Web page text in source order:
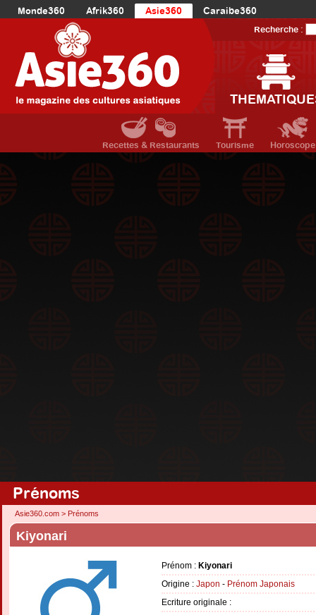
Monde360 Afrik360 Asie360
Caraibe360
Europe360
AmériqueDuNord360
Océanie360
Recherche :
Recettes & Restaurants Tourisme Horoscope
Prénoms
Asie360.com > Prénoms
Kiyonari
Prénom : Kiyonari
Origine : Japon - Prénom Japonais
Ecriture originale :